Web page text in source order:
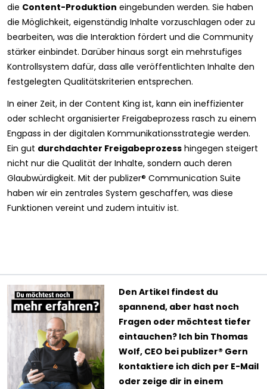
die Content-Produktion eingebunden werden. Sie haben
die Möglichkeit, eigenständig Inhalte vorzuschlagen oder zu
bearbeiten, was die Interaktion fördert und die Community
stärker einbindet. Darüber hinaus sorgt ein mehrstufiges
Kontrollsystem dafür, dass alle veröffentlichten Inhalte den
festgelegten Qualitätskriterien entsprechen.
In einer Zeit, in der Content King ist, kann ein ineffizienter
oder schlecht organisierter Freigabeprozess rasch zu einem
Engpass in der digitalen Kommunikationsstrategie werden.
Ein gut durchdachter Freigabeprozess hingegen steigert
nicht nur die Qualität der Inhalte, sondern auch deren
Glaubwürdigkeit. Mit der publizer® Communication Suite
haben wir ein zentrales System geschaffen, was diese
Funktionen vereint und zudem intuitiv ist.
Den Artikel findest du
spannend, aber hast noch
Fragen oder möchtest tiefer
eintauchen? Ich bin Thomas
Wolf, CEO bei publizer® Gern
kontaktiere ich dich per E-Mail
oder zeige dir in einem